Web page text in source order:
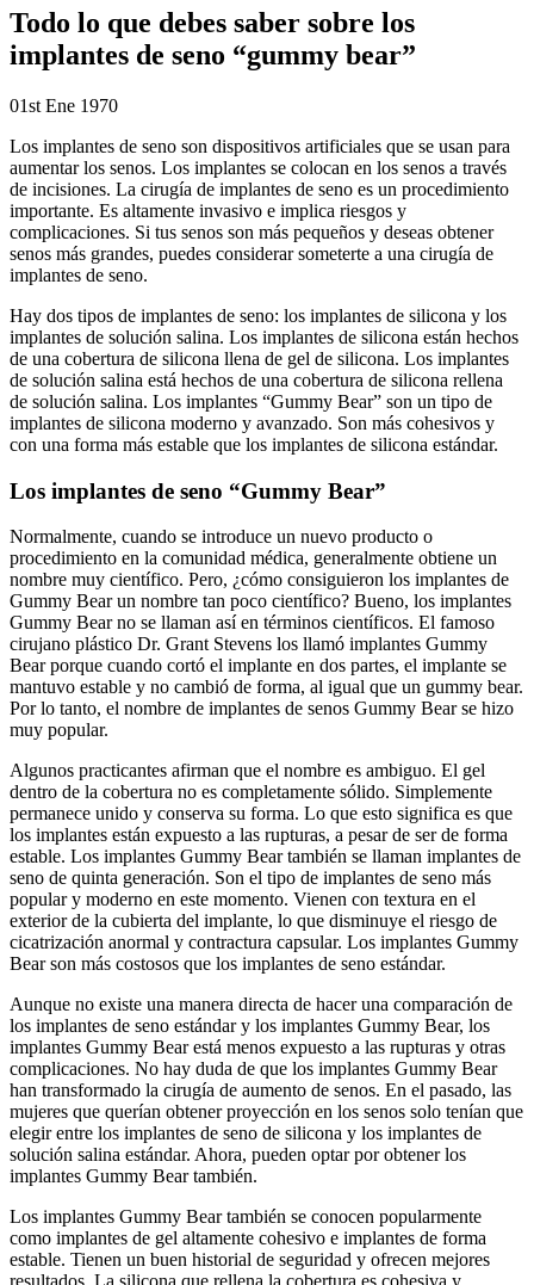
Todo lo que debes saber sobre los
implantes de seno “gummy bear”
01st Ene 1970
Los implantes de seno son dispositivos artificiales que se usan para
aumentar los senos. Los implantes se colocan en los senos a través
de incisiones. La cirugía de implantes de seno es un procedimiento
importante. Es altamente invasivo e implica riesgos y
complicaciones. Si tus senos son más pequeños y deseas obtener
senos más grandes, puedes considerar someterte a una cirugía de
implantes de seno.
Hay dos tipos de implantes de seno: los implantes de silicona y los
implantes de solución salina. Los implantes de silicona están hechos
de una cobertura de silicona llena de gel de silicona. Los implantes
de solución salina está hechos de una cobertura de silicona rellena
de solución salina. Los implantes “Gummy Bear” son un tipo de
implantes de silicona moderno y avanzado. Son más cohesivos y
con una forma más estable que los implantes de silicona estándar.
Los implantes de seno “Gummy Bear”
Normalmente, cuando se introduce un nuevo producto o
procedimiento en la comunidad médica, generalmente obtiene un
nombre muy científico. Pero, ¿cómo consiguieron los implantes de
Gummy Bear un nombre tan poco científico? Bueno, los implantes
Gummy Bear no se llaman así en términos científicos. El famoso
cirujano plástico Dr. Grant Stevens los llamó implantes Gummy
Bear porque cuando cortó el implante en dos partes, el implante se
mantuvo estable y no cambió de forma, al igual que un gummy bear.
Por lo tanto, el nombre de implantes de senos Gummy Bear se hizo
muy popular.
Algunos practicantes afirman que el nombre es ambiguo. El gel
dentro de la cobertura no es completamente sólido. Simplemente
permanece unido y conserva su forma. Lo que esto significa es que
los implantes están expuesto a las rupturas, a pesar de ser de forma
estable. Los implantes Gummy Bear también se llaman implantes de
seno de quinta generación. Son el tipo de implantes de seno más
popular y moderno en este momento. Vienen con textura en el
exterior de la cubierta del implante, lo que disminuye el riesgo de
cicatrización anormal y contractura capsular. Los implantes Gummy
Bear son más costosos que los implantes de seno estándar.
Aunque no existe una manera directa de hacer una comparación de
los implantes de seno estándar y los implantes Gummy Bear, los
implantes Gummy Bear está menos expuesto a las rupturas y otras
complicaciones. No hay duda de que los implantes Gummy Bear
han transformado la cirugía de aumento de senos. En el pasado, las
mujeres que querían obtener proyección en los senos solo tenían que
elegir entre los implantes de seno de silicona y los implantes de
solución salina estándar. Ahora, pueden optar por obtener los
implantes Gummy Bear también.
Los implantes Gummy Bear también se conocen popularmente
como implantes de gel altamente cohesivo e implantes de forma
estable. Tienen un buen historial de seguridad y ofrecen mejores